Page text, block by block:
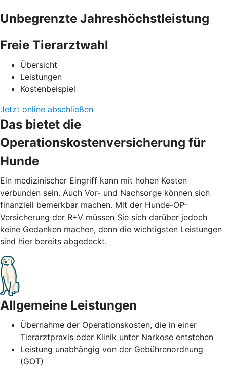
Unbegrenzte Jahreshöchstleistung
Freie Tierarztwahl
Übersicht
Leistungen
Kostenbeispiel
Jetzt online abschließen
Das bietet die
Operationskostenversicherung für
Hunde
Ein medizinischer Eingriff kann mit hohen Kosten
verbunden sein. Auch Vor- und Nachsorge können sich
finanziell bemerkbar machen. Mit der Hunde-OP-
Versicherung der R+V müssen Sie sich darüber jedoch
keine Gedanken machen, denn die wichtigsten Leistungen
sind hier bereits abgedeckt.
Allgemeine Leistungen
Übernahme der Operationskosten, die in einer
Tierarztpraxis oder Klinik unter Narkose entstehen
Leistung unabhängig von der Gebührenordnung
(GOT)